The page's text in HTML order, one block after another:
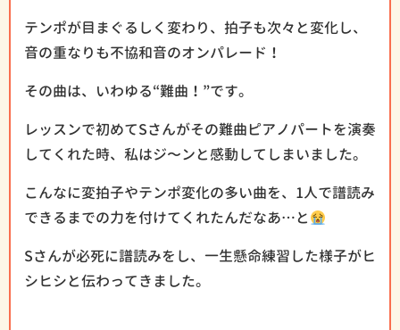
テンポが目まぐるしく変わり、拍子も次々と変化し、
音の重なりも不協和音のオンパレード！
その曲は、いわゆる“難曲！”です。
レッスンで初めてSさんがその難曲ピアノパートを演奏
してくれた時、私はジ〜ンと感動してしまいました。
こんなに変拍子やテンポ変化の多い曲を、1人で譜読み
できるまでの力を付けてくれたんだなあ…と
Sさんが必死に譜読みをし、一生懸命練習した様子がヒ
シヒシと伝わってきました。